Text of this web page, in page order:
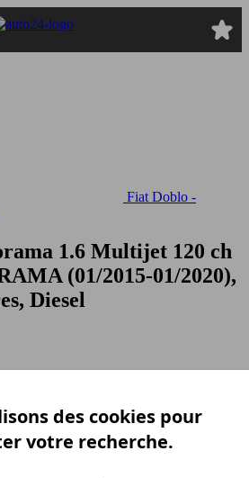
Fiat Doblo -
1.6 Multijet 120 ch
(01/2015-01/2020),
Diesel
des cookies pour
votre recherche.